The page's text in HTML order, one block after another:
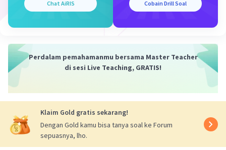
Chat AiRIS Cobain Drill Soal
Perdalam pemahamanmu bersama Master Teacher
di sesi Live Teaching, GRATIS!
Klaim Gold gratis sekarang!
Dengan Gold kamu bisa tanya soal ke Forum
sepuasnya, lho.